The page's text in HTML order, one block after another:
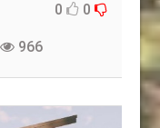
0 0
966